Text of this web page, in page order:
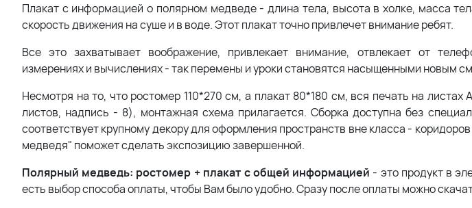
Плакат с информацией о полярном медведе - длина тела, высота в холке, масса
скорость движения на суше и в воде. Этот плакат точно привлечет внимание ребят.
Все это захватывает воображение, привлекает внимание, отвлекает от
измерениях и вычислениях - так перемены и уроки становятся насыщенными новым
Несмотря на то, что ростомер 110*270 см, а плакат 80*180 см, вся печать на
листов, надпись - 8), монтажная схема прилагается. Сборка доступна без
соответствует крупному декору для оформления пространств вне класса -
медведя" поможет сделать экспозицию завершенной.
Полярный медведь: ростомер + плакат с общей информацией - это продукт в
есть выбор способа оплаты, чтобы Вам было удобно. Сразу после оплаты можно